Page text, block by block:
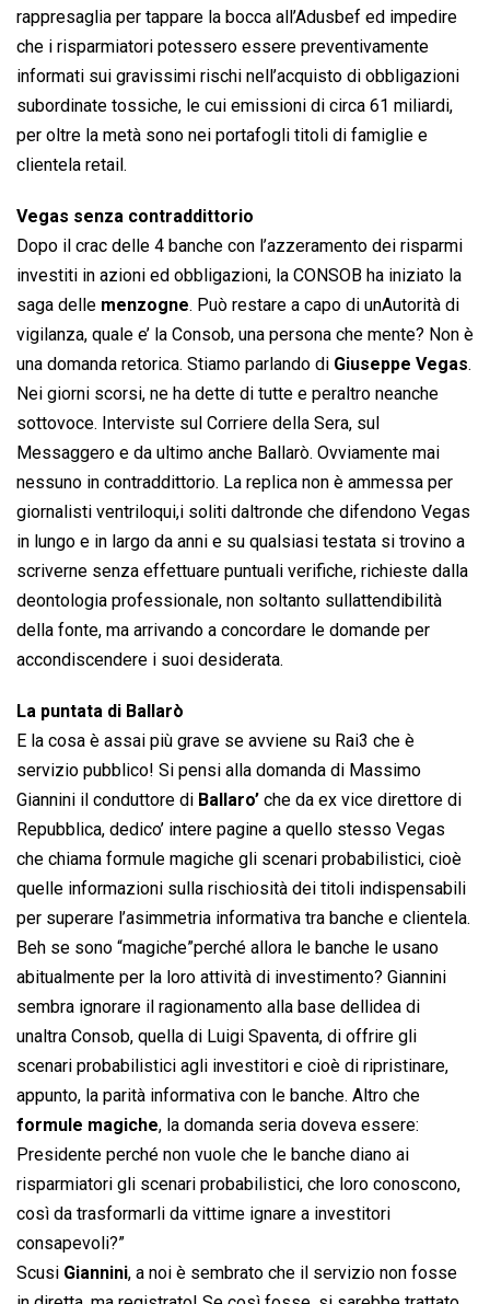
rappresaglia per tappare la bocca all’Adusbef ed impedire
che i risparmiatori potessero essere preventivamente
informati sui gravissimi rischi nell’acquisto di obbligazioni
subordinate tossiche, le cui emissioni di circa 61 miliardi,
per oltre la metà sono nei portafogli titoli di famiglie e
clientela retail.
Vegas senza contraddittorio
Dopo il crac delle 4 banche con l’azzeramento dei risparmi
investiti in azioni ed obbligazioni, la CONSOB ha iniziato la
saga delle menzogne. Può restare a capo di unAutorità di
vigilanza, quale e’ la Consob, una persona che mente? Non è
una domanda retorica. Stiamo parlando di Giuseppe Vegas.
Nei giorni scorsi, ne ha dette di tutte e peraltro neanche
sottovoce. Interviste sul Corriere della Sera, sul
Messaggero e da ultimo anche Ballarò. Ovviamente mai
nessuno in contraddittorio. La replica non è ammessa per
giornalisti ventriloqui,i soliti daltronde che difendono Vegas
in lungo e in largo da anni e su qualsiasi testata si trovino a
scriverne senza effettuare puntuali verifiche, richieste dalla
deontologia professionale, non soltanto sullattendibilità
della fonte, ma arrivando a concordare le domande per
accondiscendere i suoi desiderata.
La puntata di Ballarò
E la cosa è assai più grave se avviene su Rai3 che è
servizio pubblico! Si pensi alla domanda di Massimo
Giannini il conduttore di Ballaro’ che da ex vice direttore di
Repubblica, dedico’ intere pagine a quello stesso Vegas
che chiama formule magiche gli scenari probabilistici, cioè
quelle informazioni sulla rischiosità dei titoli indispensabili
per superare l’asimmetria informativa tra banche e clientela.
Beh se sono “magiche”perché allora le banche le usano
abitualmente per la loro attività di investimento? Giannini
sembra ignorare il ragionamento alla base dellidea di
unaltra Consob, quella di Luigi Spaventa, di offrire gli
scenari probabilistici agli investitori e cioè di ripristinare,
appunto, la parità informativa con le banche. Altro che
formule magiche, la domanda seria doveva essere:
Presidente perché non vuole che le banche diano ai
risparmiatori gli scenari probabilistici, che loro conoscono,
così da trasformarli da vittime ignare a investitori
consapevoli?”
Scusi Giannini, a noi è sembrato che il servizio non fosse